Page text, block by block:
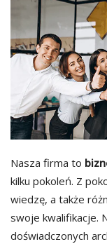
Nasza firma to
kilku pokoleń. Z
wiedzę, a także
swoje kwalifikacje.
doświadczonych